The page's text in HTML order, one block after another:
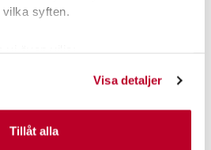
vilka syften.
genom att aktivt skanna den för
(fingeravtryck)
Visa detaljer
Tillåt alla